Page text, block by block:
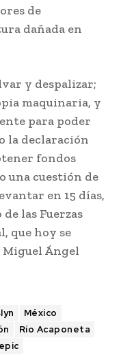
de
dañada en
y despalizar;
maquinaria, y
para poder
la declaración
fondos
una cuestión de
en 15 días,
las Fuerzas
que hoy se
Ángel
México
Río Acaponeta